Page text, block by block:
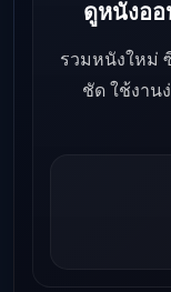
ดูหนังอ
รวมหนังใหม่
ชัด ใช้งาน